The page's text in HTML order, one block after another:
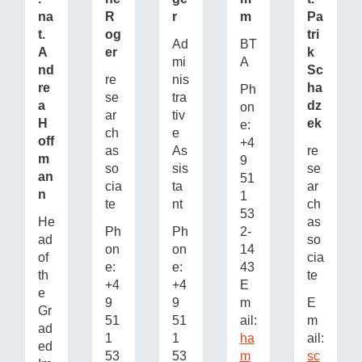
na
t.
A
nd
re
a
H
off
m
an
n
He
ad
of
th
e
Gr
ad
ed
R
og
er
re
se
ar
ch
as
so
cia
te
Ph
on
e:
+4
9
51
1
53
r
Ad
mi
nis
tra
tiv
e
As
sis
ta
nt
Ph
on
e:
+4
9
51
1
53
m
BT
A
Ph
on
e:
+4
9
51
1
53
2-
14
43
E
m
ail:
ha
m
Pa
tri
k
Sc
ha
dz
ek
re
se
ar
ch
as
so
cia
te
E
m
ail:
sc